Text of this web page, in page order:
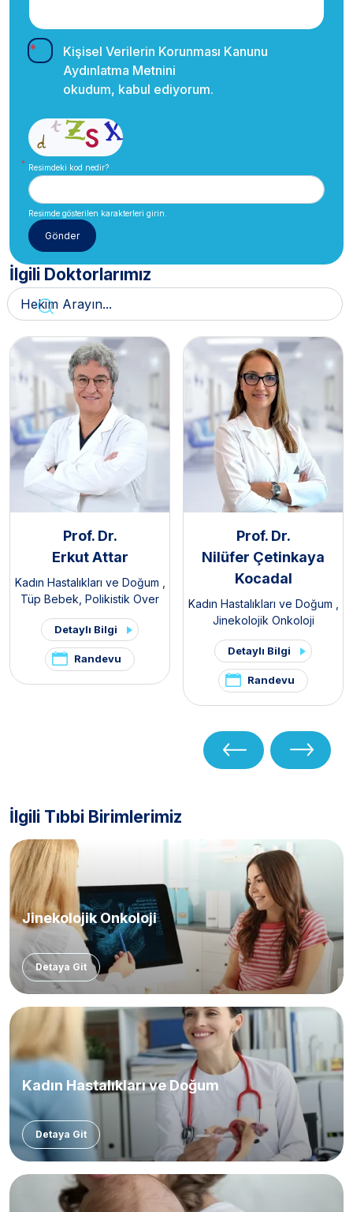
Kişisel Verilerin Korunması Kanunu
Aydınlatma Metnini
okudum, kabul ediyorum.
Resimdeki kod nedir?
Resimde gösterilen karakterleri girin.
İlgili Doktorlarımız
Prof. Dr.
Erkut Attar
Kadın Hastalıkları ve Doğum
Tüp Bebek Polikistik Over
Sendromu / PKOS ve
Hirsutizm Kliniği,Pelvik Ağrı
ve Endometriozis Kliniği
Detaylı Bilgi
Randevu
Prof. Dr.
Nilüfer Çetinkaya
Kocadal
Kadın Hastalıkları ve Doğum
Jinekolojik Onkoloji
Detaylı Bilgi
Randevu
İlgili Tıbbi Birimlerimiz
Jinekolojik Onkoloji
Detaya Git
Kadın Hastalıkları ve Doğum
Detaya Git